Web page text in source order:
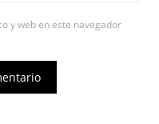
y web en este navegador